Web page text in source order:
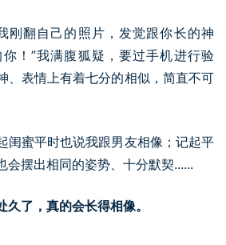
刚翻自己的照片，发觉跟你长的神
！”我满腹狐疑，要过手机进行验
、表情上有着七分的相似，简直不可
闺蜜平时也说我跟男友相像；记起平
会摆出相同的姿势、十分默契......
久了，真的会长得相像。